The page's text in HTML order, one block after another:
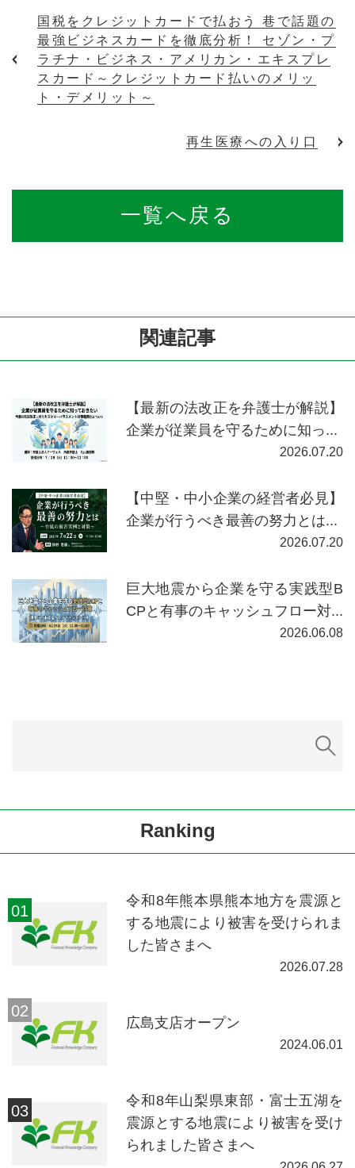
国税をクレジットカードで払おう 巷で話題の
最強ビジネスカードを徹底分析！ セゾン・プ
ラチナ・ビジネス・アメリカン・エキスプレ
スカード～クレジットカード払いのメリッ
ト・デメリット～
一覧へ戻る
再生医療への入り口
関連記事
【最新の法改正を弁護士が解説】
企業が従業員を守るために知っ...
2026.07.20
【中堅・中小企業の経営者必見】
企業が行うべき最善の努力とは...
2026.07.20
巨大地震から企業を守る実践型B
CPと有事のキャッシュフロー対...
2026.06.08
Ranking
令和8年熊本県熊本地方を震源と
する地震により被害を受けられま
した皆さまへ
2026.07.28
広島支店オープン
2024.06.01
令和8年山梨県東部・富士五湖を
震源とする地震により被害を受け
られました皆さまへ